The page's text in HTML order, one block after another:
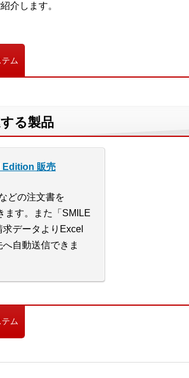
介します。
ム
る製品
Edition 販売
どの注文書を
ます。また「SMILE
データよりExcel
自動送信できま
ム